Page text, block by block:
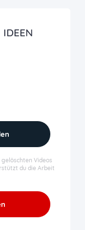
gelöschten Videos
du die Arbeit